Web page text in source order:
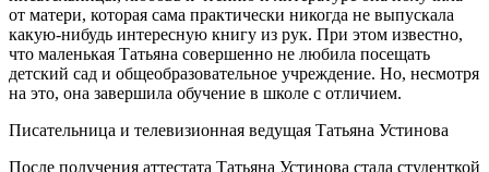
от матери, которая сама практически никогда не выпускала
какую-нибудь интересную книгу из рук. При этом известно,
что маленькая Татьяна совершенно не любила посещать
детский сад и общеобразовательное учреждение. Но, несмотря
на это, она завершила обучение в школе с отличием.
Писательница и телевизионная ведущая Татьяна Устинова
После получения аттестата Татьяна Устинова стала студенткой